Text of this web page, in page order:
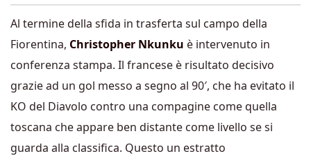
Al termine della sfida in trasferta sul campo della
Fiorentina, Christopher Nkunku è intervenuto in
conferenza stampa. Il francese è risultato decisivo
grazie ad un gol messo a segno al 90′, che ha evitato il
KO del Diavolo contro una compagine come quella
toscana che appare ben distante come livello se si
guarda alla classifica. Questo un estratto